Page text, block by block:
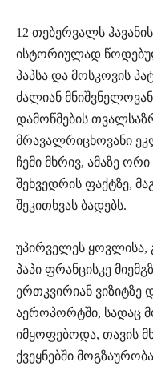
12 თებერვალს
ისტორიულად
პაპსა და მოსკოვის
ძალიან
დამოწმების
მრავალრიცხოვანი
ჩემი მხრივ, ამაზე
შეხვედრის ფაქტზე,
შეკითხვას ბადებს.
უპირველეს ყოვლისა,
პაპი ფრანცისკე
ერთკვირიან ვიზიტზე
აეროპორტში, სადაც
იმყოფებოდა, თავის
ქვეყნებში